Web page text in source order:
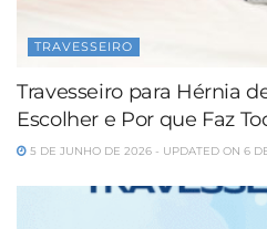
TRAVESSEIRO
Travesseiro para Hérnia
Escolher e Por que Faz
5 DE JUNHO DE 2026 - UPDATED ON 6